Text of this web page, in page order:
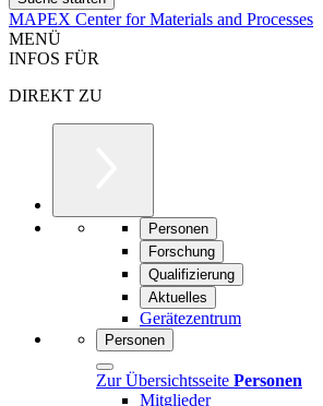
MAPEX Center for Materials and Processes
MENÜ
INFOS FÜR
DIREKT ZU
Personen
Forschung
Qualifizierung
Aktuelles
Gerätezentrum
Personen
Zur Übersichtsseite Personen
Mitglieder